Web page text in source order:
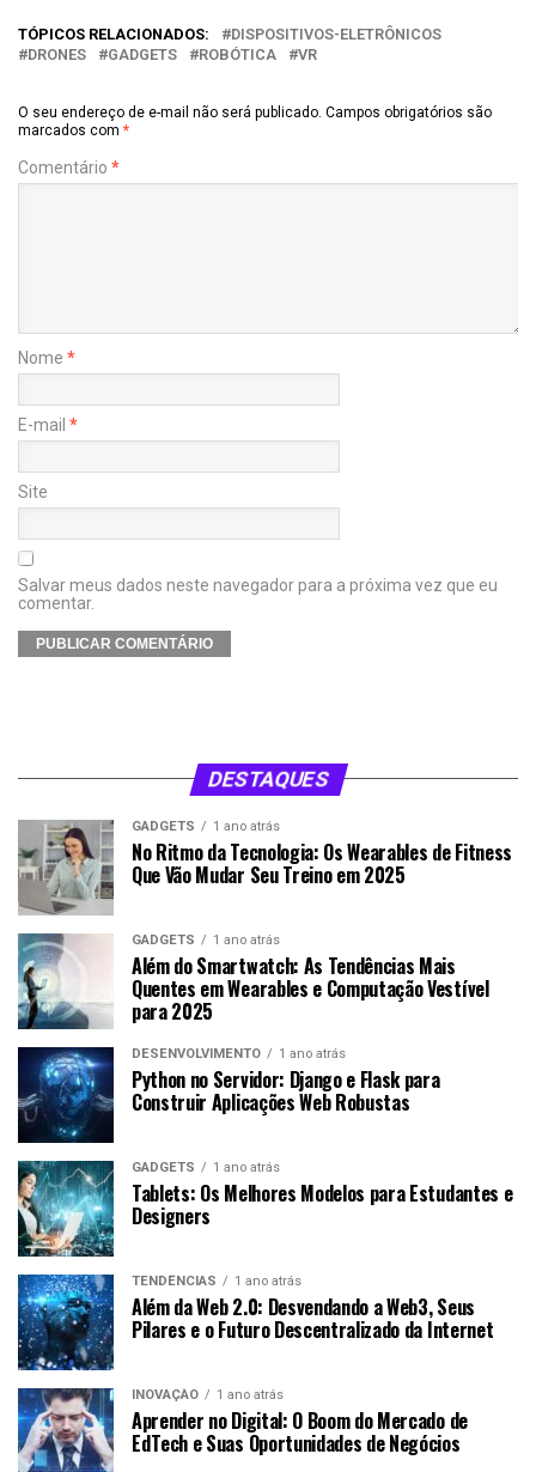
TÓPICOS RELACIONADOS:
DISPOSITIVOS-ELETRÔNICOS
DRONES
GADGETS ROBÓTICA VR
O seu endereço de e-mail não será publicado. Campos obrigatórios são
marcados com *
Comentário *
Nome *
E-mail *
Site
Salvar meus dados neste navegador para a próxima vez que eu
comentar.
DESTAQUES
GADGETS 1 ano atrás
No Ritmo da Tecnologia: Os Wearables de Fitness
Que Vão Mudar Seu Treino em 2025
GADGETS 1 ano atrás
Além do Smartwatch: As Tendências Mais
Quentes em Wearables e Computação Vestível
para 2025
DESENVOLVIMENTO 1 ano atrás
Python no Servidor: Django e Flask para
Construir Aplicações Web Robustas
GADGETS 1 ano atrás
Tablets: Os Melhores Modelos para Estudantes e
Designers
TENDÊNCIAS 1 ano atrás
Além da Web 2.0: Desvendando a Web3, Seus
Pilares e o Futuro Descentralizado da Internet
INOVAÇÃO 1 ano atrás
Aprender no Digital: O Boom do Mercado de
EdTech e Suas Oportunidades de Negócios